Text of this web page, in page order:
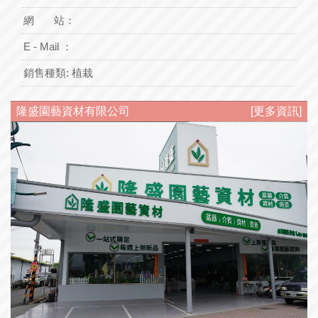
網 站：
E - Mail ：
銷售種類: 植栽
隆盛園藝資材有限公司 [更多資訊]